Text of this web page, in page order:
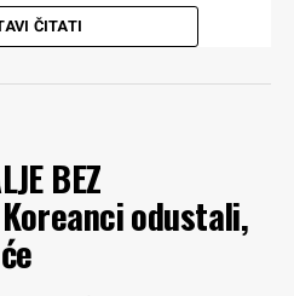
je predsjednika
za treću rekonstrukciju
nijesu baš ni novi. Uglavnom,
ČITATI
BEZ
Koreanci odustali,